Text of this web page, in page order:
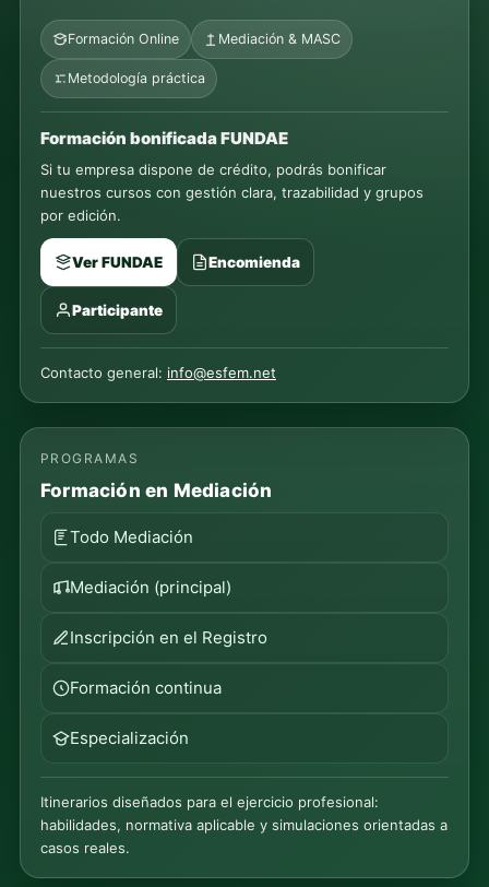
Formación Online Mediación & MASC
Metodología práctica
Formación bonificada FUNDAE
Si tu empresa dispone de crédito, podrás bonificar
nuestros cursos con gestión clara, trazabilidad y grupos
por edición.
Ver FUNDAE Encomienda
Participante
Contacto general: info@esfem.net
PROGRAMAS
Formación en Mediación
Todo Mediación
Mediación (principal)
Inscripción en el Registro
Formación continua
Especialización
Itinerarios diseñados para el ejercicio profesional:
habilidades, normativa aplicable y simulaciones orientadas a
casos reales.